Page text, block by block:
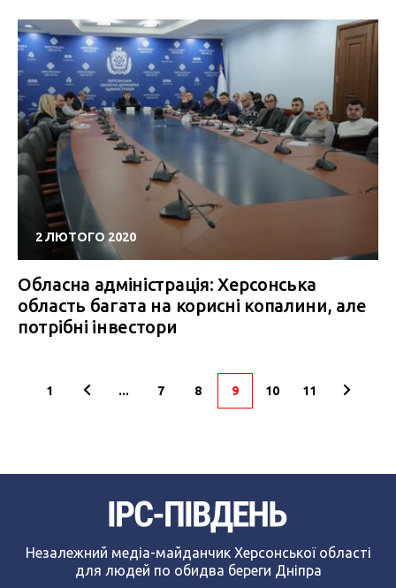
2 ЛЮТОГО 2020
Обласна адміністрація: Херсонська
область багата на корисні копалини, але
потрібні інвестори
1 ... 7 8 9 10 11
Незалежний медіа-майданчик Херсонської області
для людей по обидва береги Дніпра